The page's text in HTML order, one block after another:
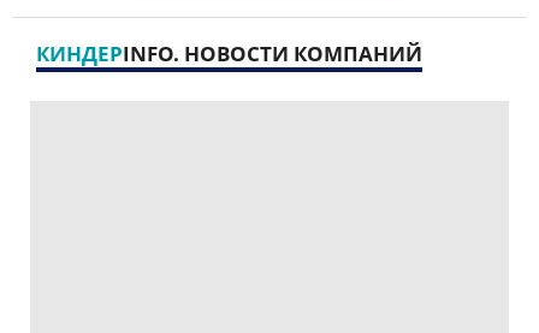
КИНДЕРINFO. НОВОСТИ КОМПАНИЙ